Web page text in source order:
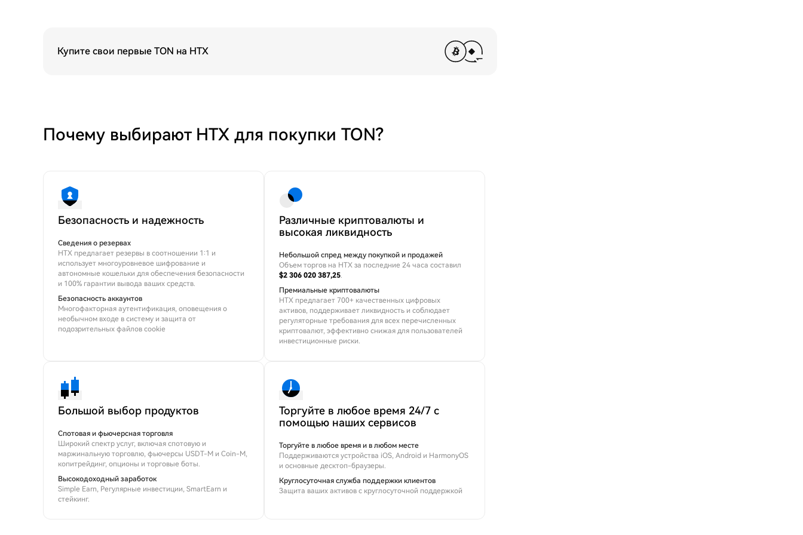
Купите свои первые TON на HTX
Почему выбирают HTX для покупки TON?
Безопасность и надежность
Сведения о резервах
HTX предлагает резервы в соотношении 1:1 и
использует многоуровневое шифрование и
автономные кошельки для обеспечения безопасности
и 100% гарантии вывода ваших средств.
Безопасность аккаунтов
Многофакторная аутентификация, оповещения о
необычном входе в систему и защита от
подозрительных файлов cookie
Различные криптовалюты и
высокая ликвидность
Небольшой спред между покупкой и продажей
Объем торгов на HTX за последние 24 часа составил
$2 306 020 387,25.
Премиальные криптовалюты
HTX предлагает 700+ качественных цифровых
активов, поддерживает ликвидность и соблюдает
регуляторные требования для всех перечисленных
криптовалют, эффективно снижая для пользователей
инвестиционные риски.
Большой выбор продуктов
Спотовая и фьючерсная торговля
Широкий спектр услуг, включая спотовую и
маржинальную торговлю, фьючерсы USDT-M и Coin-M,
копитрейдинг, опционы и торговые боты.
Высокодоходный заработок
Simple Earn, Регулярные инвестиции, SmartEarn и
стейкинг.
Торгуйте в любое время 24/7 с
помощью наших сервисов
Торгуйте в любое время и в любом месте
Поддерживаются устройства iOS, Android и HarmonyOS
и основные десктоп-браузеры.
Круглосуточная служба поддержки клиентов
Защита ваших активов с круглосуточной поддержкой